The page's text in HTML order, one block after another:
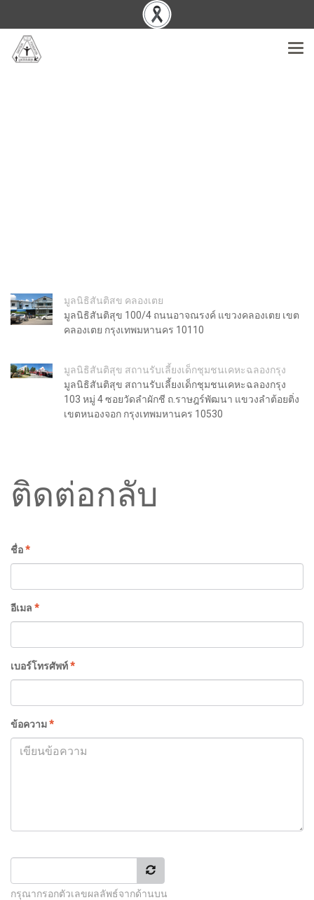
มูลนิธิสันติสข คลองเตย
มูลนิธิสันติสุข 100/4 ถนนอาจณรงค์ แขวงคลองเตย เขต
คลองเตย กรุงเทพมหานคร 10110
มูลนิธิสันติสุข สถานรับเลี้ยงเด็กชุมชนเคหะฉลองกรุง
มูลนิธิสันติสุข สถานรับเลี้ยงเด็กชุมชนเคหะฉลองกรุง
103 หมู่ 4 ซอยวัดลำผักชี ถ.ราษฎร์พัฒนา แขวงลำต้อยติ่ง
เขตหนองจอก กรุงเทพมหานคร 10530
ติดต่อกลับ
ชื่อ*
อีเมล *
เบอร์โทรศัพท์*
ข้อความ*
กรุณากรอกตัวเลขผลลัพธ์จากด้านบน